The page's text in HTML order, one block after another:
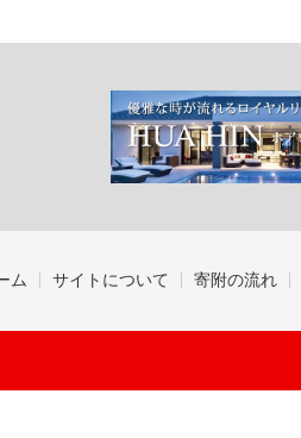
ム サイトについて 寄附の流れ